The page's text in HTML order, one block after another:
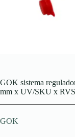
GOK sistema
mm x UV/SKU x
GOK